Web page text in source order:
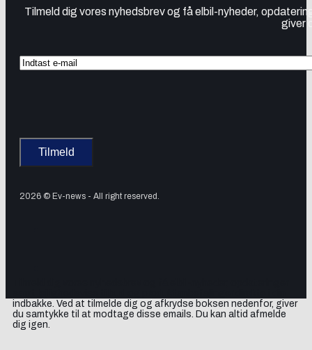
Tilmeld dig vores nyhedsbrev og få elbil-nyheder,
giver
2026 © Ev-news - All right reserved.
indbakke. Ved at tilmelde dig og afkrydse boksen nedenfor, giver
du samtykke til at modtage disse emails. Du kan altid afmelde
dig igen.